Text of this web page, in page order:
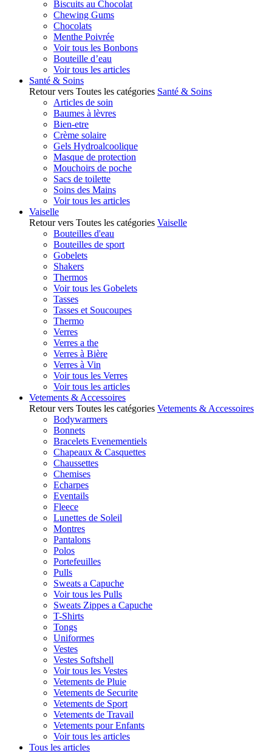
Biscuits au Chocolat
Chewing Gums
Chocolats
Menthe Poivrée
Voir tous les Bonbons
Bouteille d’eau
Voir tous les articles
Santé & Soins
Retour vers Toutes les catégories Santé & Soins
Articles de soin
Baumes à lèvres
Bien-etre
Crème solaire
Gels Hydroalcoolique
Masque de protection
Mouchoirs de poche
Sacs de toilette
Soins des Mains
Voir tous les articles
Vaiselle
Retour vers Toutes les catégories Vaiselle
Bouteilles d'eau
Bouteilles de sport
Gobelets
Shakers
Thermos
Voir tous les Gobelets
Tasses
Tasses et Soucoupes
Thermo
Verres
Verres a the
Verres à Bière
Verres à Vin
Voir tous les Verres
Voir tous les articles
Vetements & Accessoires
Retour vers Toutes les catégories Vetements & Accessoires
Bodywarmers
Bonnets
Bracelets Evenementiels
Chapeaux & Casquettes
Chaussettes
Chemises
Echarpes
Eventails
Fleece
Lunettes de Soleil
Montres
Pantalons
Polos
Portefeuilles
Pulls
Sweats a Capuche
Voir tous les Pulls
Sweats Zippes a Capuche
T-Shirts
Tongs
Uniformes
Vestes
Vestes Softshell
Voir tous les Vestes
Vetements de Pluie
Vetements de Securite
Vetements de Sport
Vetements de Travail
Vetements pour Enfants
Voir tous les articles
Tous les articles